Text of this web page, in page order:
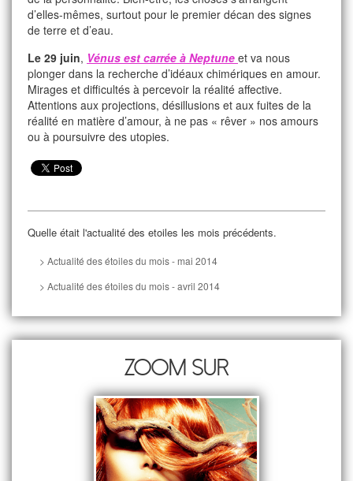
d’elles-mêmes, surtout pour le premier décan des signes
de terre et d’eau.
Le 29 juin, Vénus est carrée à Neptune et va nous
plonger dans la recherche d’idéaux chimériques en amour.
Mirages et difficultés à percevoir la réalité affective.
Attentions aux projections, désillusions et aux fuites de la
réalité en matière d’amour, à ne pas « rêver » nos amours
ou à poursuivre des utopies.
Quelle était l'actualité des etoiles les mois précédents.
> Actualité des étoiles du mois - mai 2014
> Actualité des étoiles du mois - avril 2014
Zoom sur